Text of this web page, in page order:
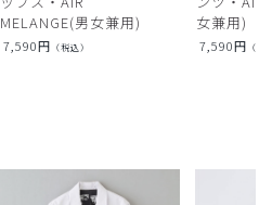
MELANGE(男女兼用)
7,590円 （税込）
女兼用)
7,590円 （税